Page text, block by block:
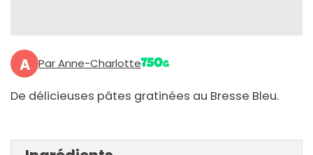
A Par Anne-Charlotte
De délicieuses pâtes gratinées au Bresse Bleu.